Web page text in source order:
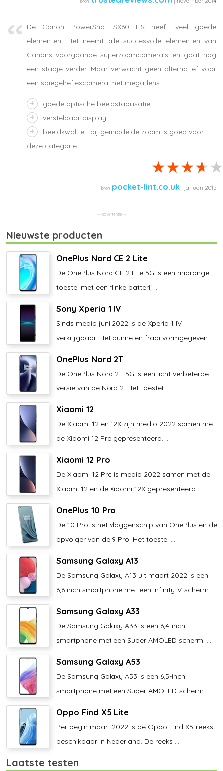
De Canon PowerShot SX60 HS heeft veel goede
elementen. Het neemt alle succesvolle elementen van
Canons voorgaande superzoomcamera's en gaat nog
een stapje verder. Maar verwacht geen alternatief voor
een spiegelreflexcamera met mega-lens.
goede optische beeldstabilisatie
verstelbaar display
beeldkwaliteit bij gemiddelde zoom is goed voor
deze categorie
pocket-lint.co.uk | januari 2015
Nieuwste producten
OnePlus Nord CE 2 Lite
De OnePlus Nord CE 2 Lite 5G is een midrange
toestel met een flinke batterij ...
Sony Xperia 1 IV
Sinds medio juni 2022 is de Xperia 1 IV
verkrijgbaar. Het dunne en fraai vormgegeven ...
OnePlus Nord 2T
De OnePlus Nord 2T 5G is een licht verbeterde
versie van de Nord 2. Het toestel ...
Xiaomi 12
De Xiaomi 12 en 12X zijn medio 2022 samen met
de Xiaomi 12 Pro gepresenteerd. ...
Xiaomi 12 Pro
De Xiaomi 12 Pro is medio 2022 samen met de
Xiaomi 12 en de Xiaomi 12X gepresenteerd. ...
OnePlus 10 Pro
De 10 Pro is het vlaggenschip van OnePlus en de
opvolger van de 9 Pro. Het toestel ...
Samsung Galaxy A13
De Samsung Galaxy A13 uit maart 2022 is een
6,6 inch smartphone met een Infinity-V-scherm. ...
Samsung Galaxy A33
De Samsung Galaxy A33 is een 6,4-inch
smartphone met een Super AMOLED scherm. ...
Samsung Galaxy A53
De Samsung Galaxy A53 is een 6,5-inch
smartphone met een Super AMOLED-scherm. ...
Oppo Find X5 Lite
Per begin maart 2022 is de Oppo Find X5-reeks
beschikbaar in Nederland. De reeks ...
Laatste testen